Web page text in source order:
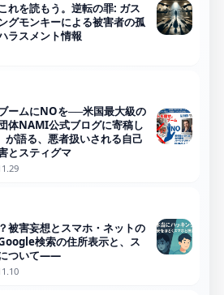
れを読もう。逆転の罪: ガス
グモンキーによる被害者の孤
ラスメント情報
ームにNOを──米国最大級の
体NAMI公式ブログに寄稿し
語る、悪者扱いされる自己
とスティグマ
被害妄想とスマホ・ネットの
検索の住所表示と、ス
について――